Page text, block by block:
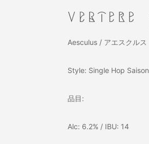
Aesculus / アエスクルス
Style: Single Hop Saison
品目:
Alc: 6.2% / IBU: 14